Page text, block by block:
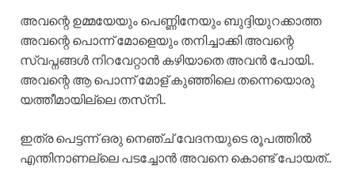
അവന്റെ ഉമ്മയേയും പെണ്ണിനേയും ബുദ്ദിയുറക്കാത്ത
അവന്റെ പൊന്ന് മോളെയും തനിച്ചാക്കി അവന്റെ
സ്വപ്നങ്ങൾ നിറവേറ്റാൻ കഴിയാതെ അവൻ പോയി..
അവന്റെ ആ പൊന്ന് മോള് കുഞ്ഞിലെ തന്നെയൊരു
യത്തീമായില്ലെ തസ്‌നി..
ഇത്ര പെട്ടന്ന് ഒരു നെഞ്ച് വേദനയുടെ രൂപത്തിൽ
എന്തിനാണല്ലെ പടച്ചോൻ അവനെ കൊണ്ട് പോയത്..